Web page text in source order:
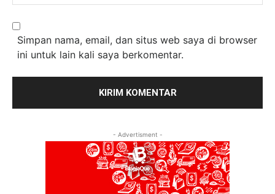
Simpan nama, email, dan situs web saya di browser
ini untuk lain kali saya berkomentar.
- Advertisment -